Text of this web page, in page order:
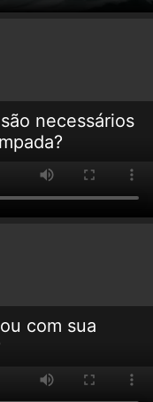
necessários
com sua